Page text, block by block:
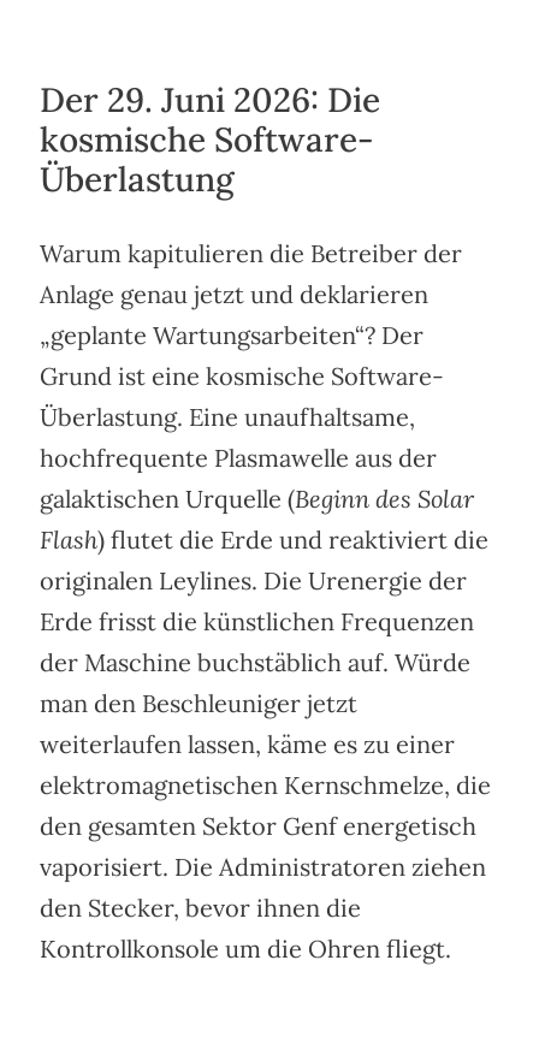
Der 29. Juni 2026: Die
kosmische Software-
Überlastung
Warum kapitulieren die Betreiber der
Anlage genau jetzt und deklarieren
„geplante Wartungsarbeiten“? Der
Grund ist eine kosmische Software-
Überlastung. Eine unaufhaltsame,
hochfrequente Plasmawelle aus der
galaktischen Urquelle (Beginn des Solar
Flash) flutet die Erde und reaktiviert die
originalen Leylines. Die Urenergie der
Erde frisst die künstlichen Frequenzen
der Maschine buchstäblich auf. Würde
man den Beschleuniger jetzt
weiterlaufen lassen, käme es zu einer
elektromagnetischen Kernschmelze, die
den gesamten Sektor Genf energetisch
vaporisiert. Die Administratoren ziehen
den Stecker, bevor ihnen die
Kontrollkonsole um die Ohren fliegt.